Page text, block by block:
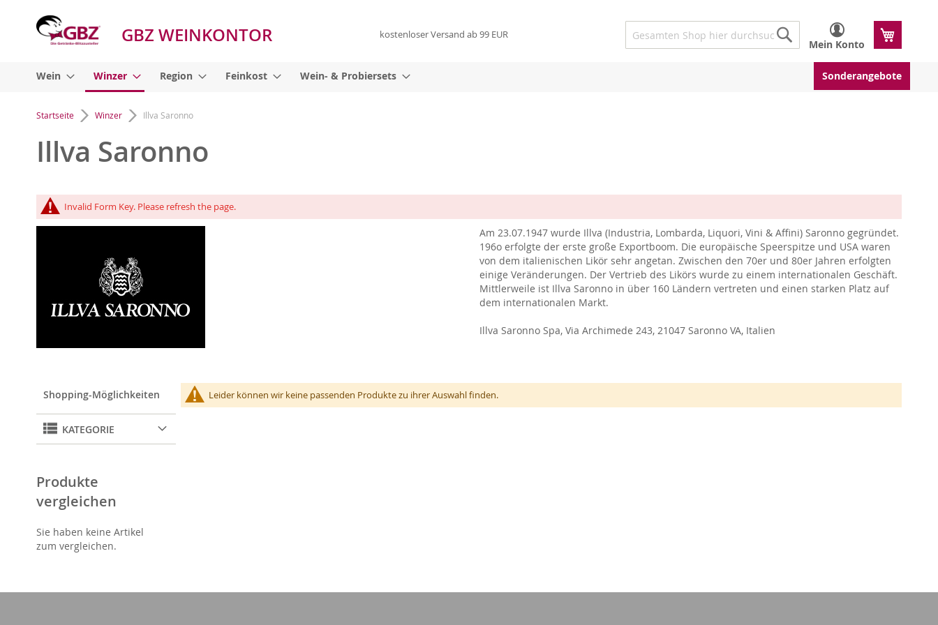
GBZ WEINKONTOR kostenloser Versand ab 99 EUR
Mein Konto
Suche
Wein
Winzer Region Feinkost Wein- & Probiersets Sonderangebote
Startseite Winzer Illva Saronno
Illva Saronno
Invalid Form Key. Please refresh the page.
Am 23.07.1947 wurde Illva (Industria, Lombarda, Liquori, Vini & Affini) Saronno gegründet.
196o erfolgte der erste große Exportboom. Die europäische Speerspitze und USA waren
von dem italienischen Likör sehr angetan. Zwischen den 70er und 80er Jahren erfolgten
einige Veränderungen. Der Vertrieb des Likörs wurde zu einem internationalen Geschäft.
Mittlerweile ist Illva Saronno in über 160 Ländern vertreten und einen starken Platz auf
dem internationalen Markt.
Illva Saronno Spa, Via Archimede 243, 21047 Saronno VA, Italien
Leider können wir keine passenden Produkte zu ihrer Auswahl finden.
Shopping-Möglichkeiten
KATEGORIE
Produkte
vergleichen
Sie haben keine Artikel
zum vergleichen.